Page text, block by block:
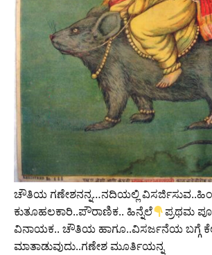
ಚೌತಿಯ ಗಣೇಶನನ್ನ…ನದಿಯಲ್ಲಿ
ಕುತೂಹಲಕಾರಿ..ಪೌರಾಣಿಕ.. ಹಿನ್ನೆಲೆ
ಪ್ರಥಮ
ವಿನಾಯಕ.. ಚೌತಿಯ ಹಾಗೂ..ವಿಸರ್ಜನೆಯ ಬಗ್ಗೆ
ಮಾತಾಡುವುದು..ಗಣೇಶ ಮೂರ್ತಿಯನ್ನ